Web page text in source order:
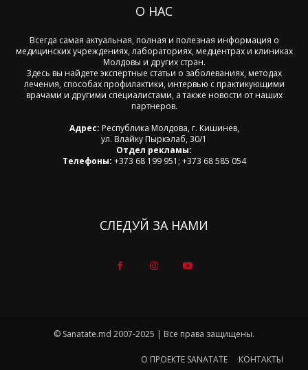
О НАС
Всегда самая актуальная, полная и полезная информация о
медицинских учреждениях, лабораториях, медцентрах и клиниках
Молдовы и других стран.
Здесь вы найдете экспертные статьи о заболеваниях, методах
лечения, способах профилактики, интервью с практикующими
врачами и другими специалистами, а также новости от наших
партнеров.
Адрес: Республика Молдова, г. Кишинев,
ул. Влайку Пыркэлаб, 30/1
Отдел рекламы:
Телефоны: +373 68 199 951; +373 68 585 054
СЛЕДУЙ ЗА НАМИ
© Sanatate.md 2007-2025 | Все права защищены.
О ПРОЕКТЕ SANATATE
КОНТАКТЫ